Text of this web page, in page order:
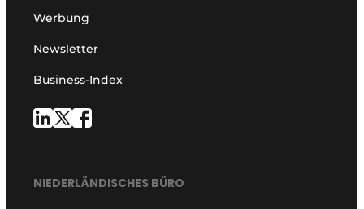
Werbung
Newsletter
Business-Index
NIEDERLÄNDISCHES BÜRO